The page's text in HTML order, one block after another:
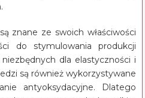
znane ze swoich właściwości
do stymulowania produkcji
dla elastyczności i
są również wykorzystywane
antyoksydacyjne. Dlatego